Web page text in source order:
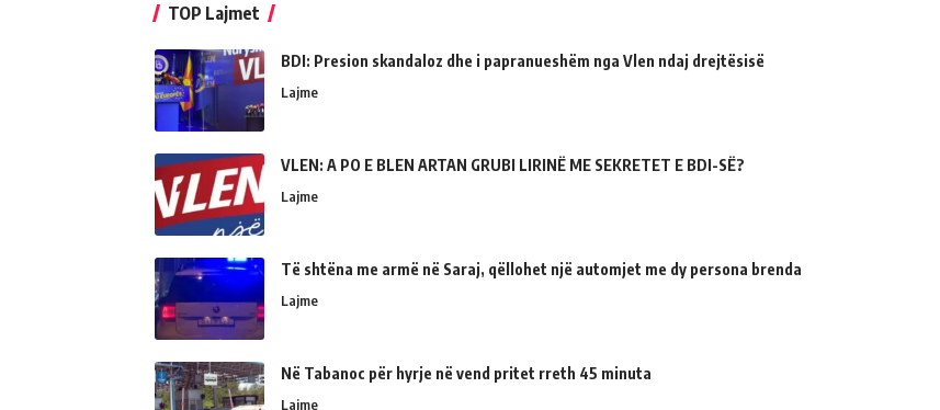
TOP Lajmet
BDI: Presion skandaloz dhe i papranueshëm nga Vlen ndaj drejtësisë
Lajme
VLEN: A PO E BLEN ARTAN GRUBI LIRINË ME SEKRETET E BDI-SË?
Lajme
Të shtëna me armë në Saraj, qëllohet një automjet me dy persona brenda
Lajme
Në Tabanoc për hyrje në vend pritet rreth 45 minuta
Lajme